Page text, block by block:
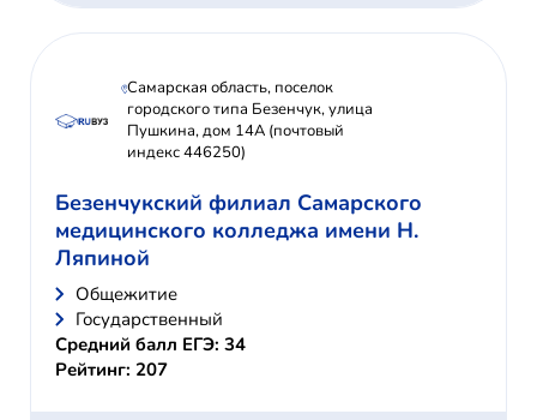
Самарская область, поселок
городского типа Безенчук, улица
Пушкина, дом 14А (почтовый
индекс 446250)
Безенчукский филиал Самарского
медицинского колледжа имени Н.
Ляпиной
Общежитие
Государственный
Средний балл ЕГЭ: 34
Рейтинг: 207